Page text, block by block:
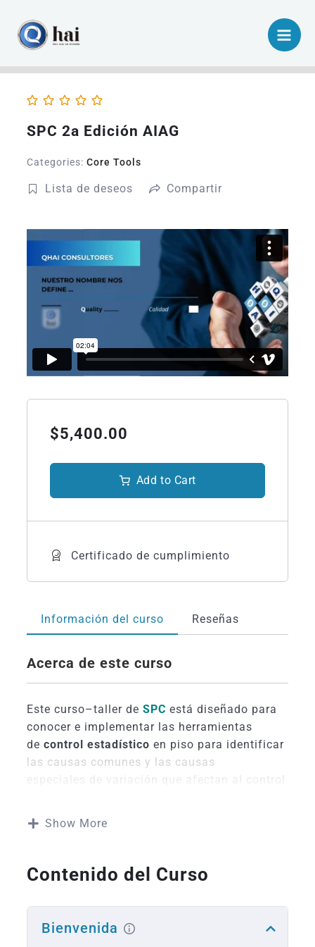
contenido
SPC 2a Edición AIAG
Categories:Core Tools
Lista de deseos Compartir
$5,400.00
Add to Cart
Certificado de cumplimiento
Información del curso Reseñas
Acerca de este curso
Este curso–taller deSPCestá diseñado para
conocer e implementar las herramientas
decontrol estadístico en piso para identificar
las causas comunes y las causas
especiales de variación que afectan al control
acciones oportunas para mejorar el
desempeño y habilidad de los mismos.
¿Qué aprenderá?
Escoger el tipo de gráfico y tamaño de
muestra apropiado para el control del
Show More
Contenido del Curso
Bienvenida